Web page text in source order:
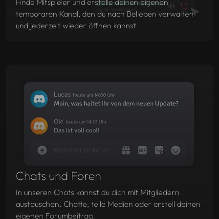
temporären Kanal, den du nach Belieben verwalten
und jederzeit wieder öffnen kannst.
Chats und Foren
In unseren Chats kannst du dich mit Mitgliedern
austauschen. Chatte, teile Medien oder erstell deinen
eigenen Forumbeitrag.